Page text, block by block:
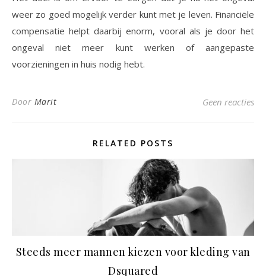
weer zo goed mogelijk verder kunt met je leven. Financiële
compensatie helpt daarbij enorm, vooral als je door het
ongeval niet meer kunt werken of aangepaste
voorzieningen in huis nodig hebt.
Door Marit Geen reacties
RELATED POSTS
Steeds meer mannen kiezen voor kleding van
Dsquared